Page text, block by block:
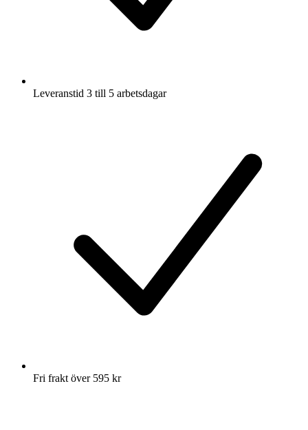
Leveranstid 3 till 5 arbetsdagar
Fri frakt över 595 kr